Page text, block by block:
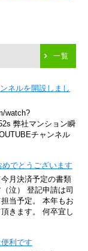
一覧
ネルを開設しまし
watch?
弊社マンション瞬
チャンネル
でとうございます
月決済予定の書類
泣） 登記申請は司
当予定。 本年もお
きます。 何卒宜し
利です